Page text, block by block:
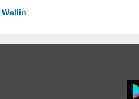
Wellin